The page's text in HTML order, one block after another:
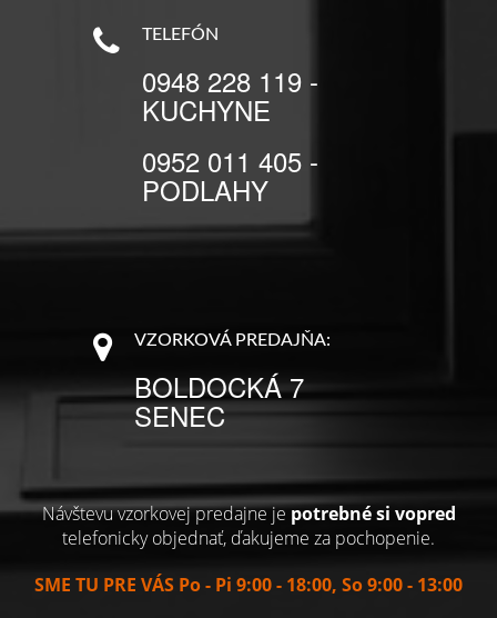
TELEFÓN
0948 228 119 -
KUCHYNE
0952 011 405 -
PODLAHY
VZORKOVÁ PREDAJŇA:
BOLDOCKÁ 7
SENEC
Návštevu vzorkovej predajne jepotrebné si vopred
telefonicky objednať, ďakujeme za pochopenie.
SME TU PRE VÁS Po - Pi 9:00 - 18:00, So 9:00 - 13:00